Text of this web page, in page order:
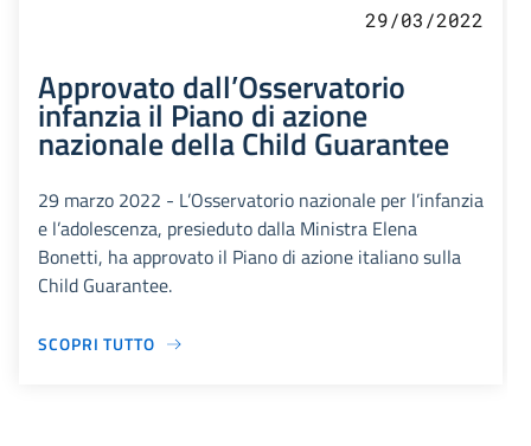
29/03/2022
Approvato dall’Osservatorio
infanzia il Piano di azione
nazionale della Child Guarantee
29 marzo 2022 - L’Osservatorio nazionale per l’infanzia
e l’adolescenza, presieduto dalla Ministra Elena
Bonetti, ha approvato il Piano di azione italiano sulla
Child Guarantee.
SCOPRI TUTTO